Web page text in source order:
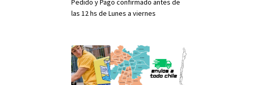
Pedido y Pago confirmado antes de
las 12 hs de Lunes a viernes